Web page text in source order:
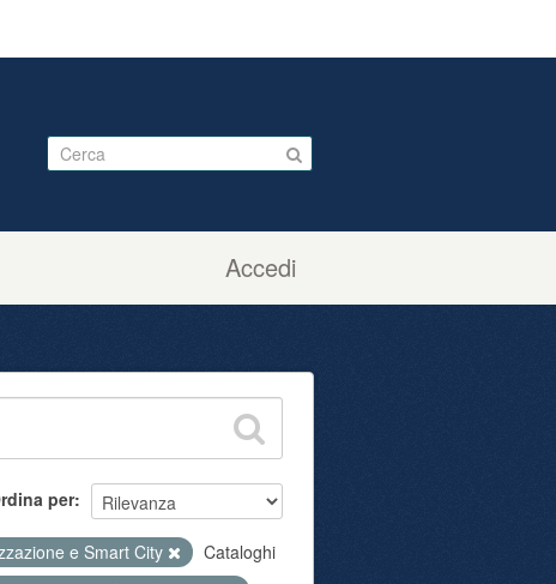
Accedi
per
e Smart City
Cataloghi